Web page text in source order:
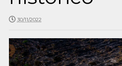
30/11/2022